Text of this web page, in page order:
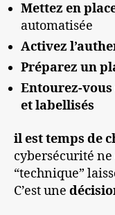
Mettez en
automatisée
Activez
Préparez un
Entourez-
et labellisés
il est temps de
cybersécurité
“technique”
C’est une